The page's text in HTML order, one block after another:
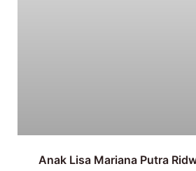
Anak Lisa Mariana Putra